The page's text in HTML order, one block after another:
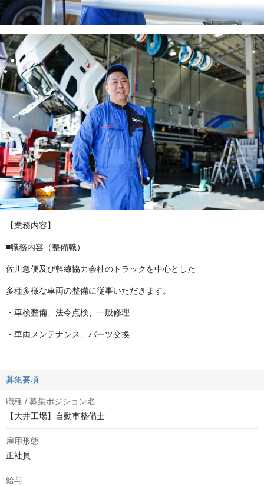
【業務内容】
■職務内容（整備職）
佐川急便及び幹線協力会社のトラックを中心とした
多種多様な車両の整備に従事いただきます。
・車検整備、法令点検、一般修理
・車両メンテナンス、パーツ交換
募集要項
職種 / 募集ポジション名
【大井工場】自動車整備士
雇用形態
正社員
給与